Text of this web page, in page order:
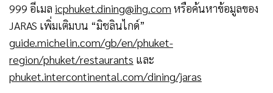
999 อีเมล icphuket.dining@ihg.com หรือค้นหาข้อมูลของ
JARAS เพิ่มเติมบน “มิชลินไกด์”
guide.michelin.com/gb/en/phuket-
region/phuket/restaurants และ
phuket.intercontinental.com/dining/jaras